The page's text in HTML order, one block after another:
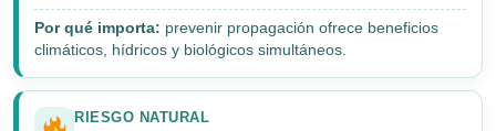
Por qué importa: prevenir propagación ofrece beneficios
climáticos, hídricos y biológicos simultáneos.
RIESGO NATURAL